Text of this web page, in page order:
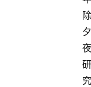
除
夕
夜
研
究